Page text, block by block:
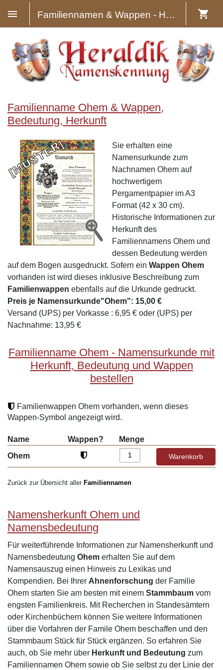
Familiennamen & Wappen - Heraldik
Familienname Ohem & Wappen,
Bedeutung, Herkunft
Sie erhalten eine
Namensurkunde zum
Nachnamen Ohem auf
hochwertigem
Pergamentpapier im A3
Format (42 x 30 cm).
Historische Informationen zur
Herkunft des
Familiennamens Ohem und
dessen Bedeutung werden
auf dem Bogen ausgedruckt. Sofern ein Wappen Ohem
vorhanden ist wird dieses inklusive Beschreibung zum
Familienwappen ebenfalls auf die Urkunde gedruckt.
Preis je Namensurkunde"Ohem": 15,00 €
Versand (UPS) per Vorkasse : 6,95 € oder (UPS) per
Nachnahme: 13,95 €
Familienname Ohem - Namensurkunde mit
Herkunft, Bedeutung und Wappen
bestellen
Familienwappen Ohem vorhanden, wenn dieses
Wappen-Symbol angezeigt wird.
Name Wappen?
Menge
Ohem
Zurück zur Übersicht aller Familiennamen
Namensherkunft Ohem und
Namensbedeutung
Für weiterführende Informationen zur Namensherkunft und
Namensbedeutung Ohem erhalten Sie auf dem
Namensauszug einen Hinweis zu Lexikas und
Kompendien. Bei Ihrer Ahnenforschung der Familie
Ohem starten Sie am besten mit einem Stammbaum vom
engsten Familienkreis. Mit Recherchen in Standesämtern
oder Kirchenbüchern können Sie weitere Informationen
über die Vorfahren der Famile Ohem beschaffen und den
Stammbaum Stück für Stück ergänzen. So erfahren Sie
auch, ob Sie mehr über Herkunft und Bedeutung zum
Familiennamen Ohem sowie ob Sie selbst zu der Linie der